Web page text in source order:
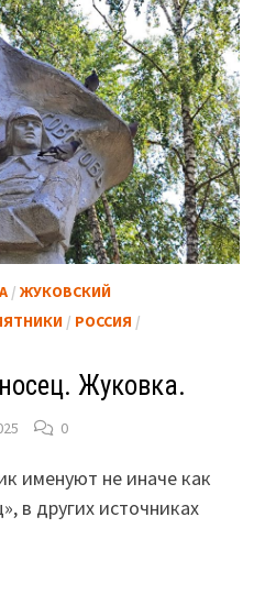
/ ЖУКОВСКИЙ
/ РОССИЯ /
Жуковка.
0
именуют не иначе как
в других источниках